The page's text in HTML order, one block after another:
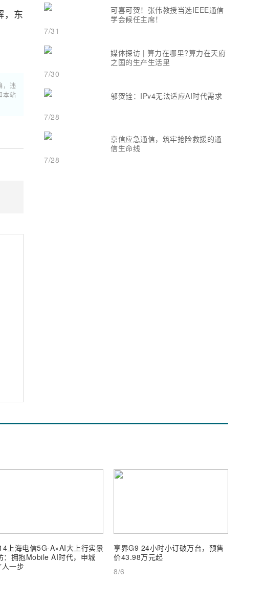
，东
，违
本站
可喜可贺！张伟教授当选IEEE通信
学会候任主席！
7/31
媒体探访 | 算力在哪里?算力在天府
之国的生产生活里
7/30
邬贺铨：IPv4无法适应AI时代需求
7/28
京信应急通信，筑牢抢险救援的通
信生命线
7/28
上海电信5G-A×AI大上行实景
：拥抱Mobile AI时代，申城
人一步
享界G9 24小时小订破万台，预售
价43.98万元起
8/6